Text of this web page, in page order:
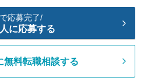
無料転職相談する
応募完了/
に応募する